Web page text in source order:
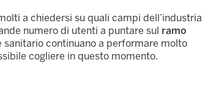
a chiedersi su quali campi dell’industria
numero di utenti a puntare sul ramo
continuano a performare molto
cogliere in questo momento.